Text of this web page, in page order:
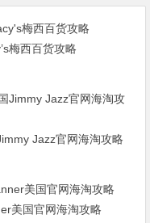
梅西百货攻略
Jazz官网海淘攻略
美国官网海淘攻略